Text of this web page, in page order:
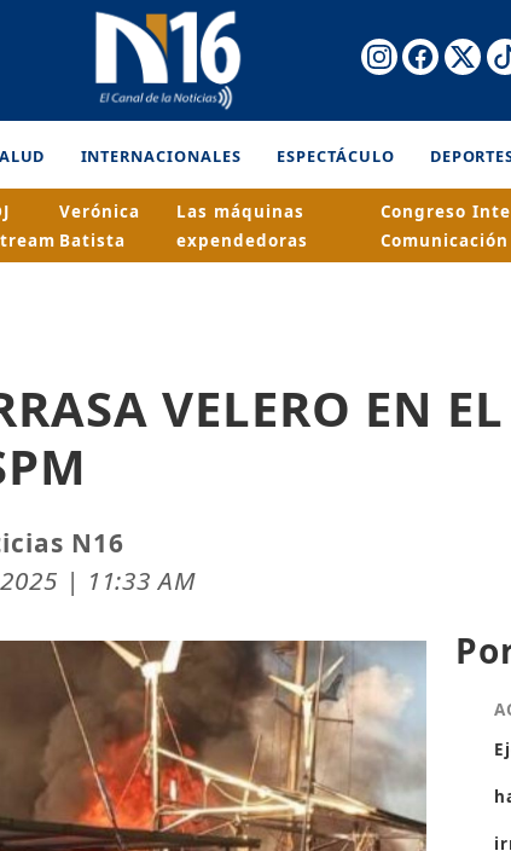
INTERNACIONALES ESPECTÁCULO
Verónica
Batista
Las máquinas
expendedoras
Congreso
Comunicación
VELERO EN
N16
| 11:33 AM